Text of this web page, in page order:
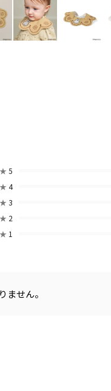
★ 5
★ 4
★ 3
★ 2
★ 1
ません。